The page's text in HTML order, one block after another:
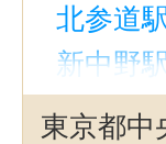
北参道
新中野
原宿駅
東京都中